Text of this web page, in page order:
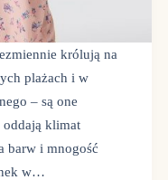
królują na
plażach i w
– są one
oddają klimat
barw i mnogość
w…